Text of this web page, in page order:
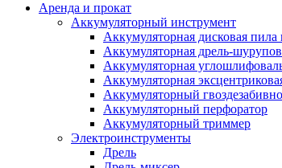
Аренда и прокат
Аккумуляторный инструмент
Аккумуляторная дисковая пила
Аккумуляторная дрель-
Аккумуляторная
Аккумуляторная
Аккумуляторный
Аккумуляторный перфоратор
Аккумуляторный триммер
Электроинструменты
Дрель